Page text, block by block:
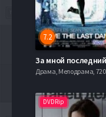
7.2
DVDRip